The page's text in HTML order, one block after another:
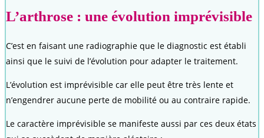
L’arthrose : une évolution imprévisible
C’est en faisant une radiographie que le diagnostic est établi
ainsi que le suivi de l’évolution pour adapter le traitement.
L’évolution est imprévisible car elle peut être très lente et
n’engendrer aucune perte de mobilité ou au contraire rapide.
Le caractère imprévisible se manifeste aussi par ces deux états